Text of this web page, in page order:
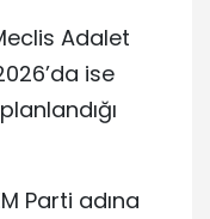
Adalet
ise
Parti adına